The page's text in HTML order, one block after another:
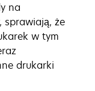
na
sprawiają, że
w tym
drukarki